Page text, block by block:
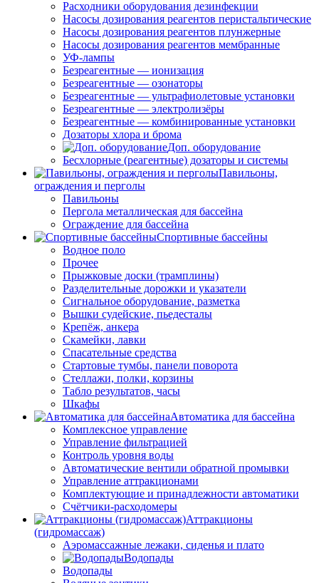
Расходники оборудования дезинфекции
Насосы дозирования реагентов перистальтические
Насосы дозирования реагентов плунжерные
Насосы дозирования реагентов мембранные
УФ-лампы
Безреагентные — ионизация
Безреагентные — озонаторы
Безреагентные — ультрафиолетовые установки
Безреагентные — электролизёры
Безреагентные — комбинированные установки
Дозаторы хлора и брома
Доп. оборудование
Бесхлорные (реагентные) дозаторы и системы
Павильоны,
ограждения и перголы
Павильоны
Пергола металлическая для бассейна
Ограждение для бассейна
Спортивные бассейны
Водное поло
Прочее
Прыжковые доски (трамплины)
Разделительные дорожки и указатели
Cигнальное оборудование, разметка
Вышки судейские, пьедесталы
Крепёж, анкера
Скамейки, лавки
Спасательные средства
Стартовые тумбы, панели поворота
Стеллажи, полки, корзины
Табло результатов, часы
Шкафы
Автоматика для бассейна
Комплексное управление
Управление фильтрацией
Контроль уровня воды
Автоматические вентили обратной промывки
Управление аттракционами
Комплектующие и принадлежности автоматики
Счётчики-расходомеры
Аттракционы
(гидромассаж)
Аэромассажные лежаки, сиденья и плато
Водопады
Водопады